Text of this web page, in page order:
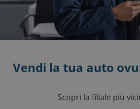
Vendi la tua auto
Scopri la filiale più